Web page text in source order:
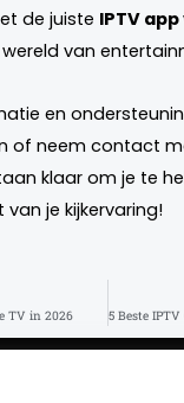
de juiste IPTV
van
en
of neem contact
klaar om je te
van je kijkervaring!
TV in 2026